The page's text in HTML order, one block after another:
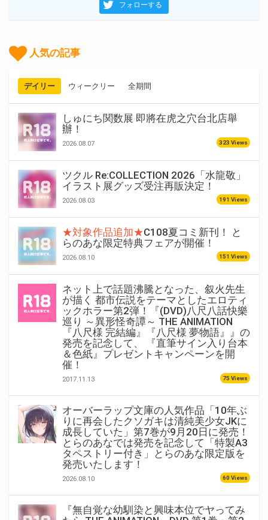
フォローする
人気の記事
デイリー ウィークリー 全期間
しゅにち関数展 即將在虎之穴台北店舉
辦！
2026.08.07 323 Views
ツクル Re:COLLECTION 2026「水龍敬」
イラスト展グッズ受注再販決定！
2026.08.03 191 Views
★対象作品追加★C108夏コミ新刊！ と
らのあな限定特典フェアが開催！
2026.08.10 151 Views
ネット上で話題沸騰となった、叙火先生
が描く 都市伝説をテーマとしたエロティ
ックホラー第2弾！『(DVD)八尺八話快樂
巡り ～異形怪奇譚～ THE ANIMATION
『八尺様 完結編』『八尺様 夢物語』』の
発売を記念して、 『直筆サイン入り台本
＆色紙』プレゼントキャンペーンを開
催！
2017.11.13 75 Views
オーバーラップ文庫の人気作品「10年ぶ
りに再会したクソガキは清純美少女JKに
成長していた」第7巻が9月20日に発売！
とらのあなでは発売を記念して「特製A3
タペストリー付き」とらのあな限定版を
発売いたします！
2026.08.10 60 Views
『無自覚な幼馴染と興味本位でヤってみ